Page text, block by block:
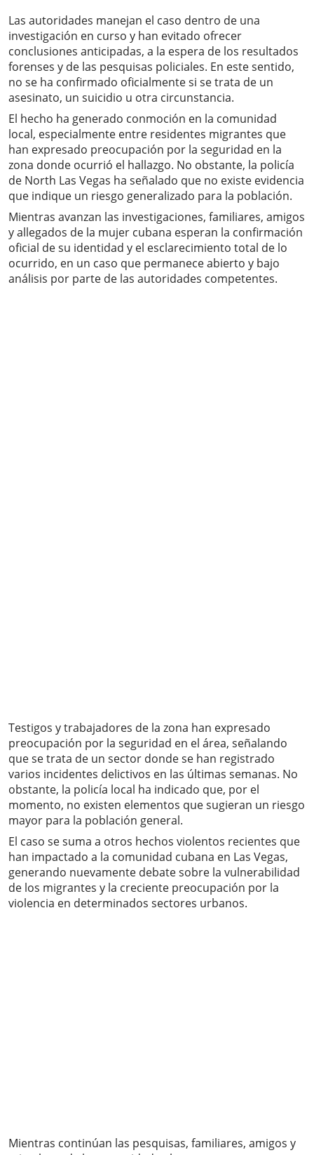
Las autoridades manejan el caso dentro de una
investigación en curso y han evitado ofrecer
conclusiones anticipadas, a la espera de los resultados
forenses y de las pesquisas policiales. En este sentido,
no se ha confirmado oficialmente si se trata de un
asesinato, un suicidio u otra circunstancia.
El hecho ha generado conmoción en la comunidad
local, especialmente entre residentes migrantes que
han expresado preocupación por la seguridad en la
zona donde ocurrió el hallazgo. No obstante, la policía
de North Las Vegas ha señalado que no existe evidencia
que indique un riesgo generalizado para la población.
Mientras avanzan las investigaciones, familiares, amigos
y allegados de la mujer cubana esperan la confirmación
oficial de su identidad y el esclarecimiento total de lo
ocurrido, en un caso que permanece abierto y bajo
análisis por parte de las autoridades competentes.
Testigos y trabajadores de la zona han expresado
preocupación por la seguridad en el área, señalando
que se trata de un sector donde se han registrado
varios incidentes delictivos en las últimas semanas. No
obstante, la policía local ha indicado que, por el
momento, no existen elementos que sugieran un riesgo
mayor para la población general.
El caso se suma a otros hechos violentos recientes que
han impactado a la comunidad cubana en Las Vegas,
generando nuevamente debate sobre la vulnerabilidad
de los migrantes y la creciente preocupación por la
violencia en determinados sectores urbanos.
Mientras continúan las pesquisas, familiares, amigos y